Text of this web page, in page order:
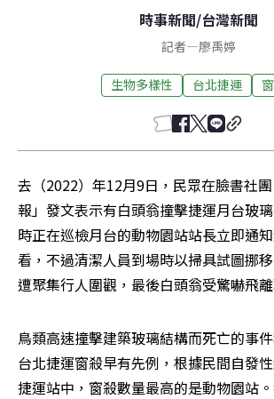
時事新聞/台灣新聞
記者—廖禹婷
生物多樣性 台北捷運
去（2022）年12月9日，民眾在臉書社
報」發文表示有白頭翁撞擊捷運月台玻
時正在巡檢月台的動物園站站長立即通
看，不過清潔人員到場時以掃具試圖挪
遭聚集行人圍觀，最後白頭翁受驚嚇飛離
鳥類高速撞擊建築玻璃結構而死亡的事
台北捷運窗殺早有先例，根據民間自發
捷運站中，窗殺數量最高的是動物園站